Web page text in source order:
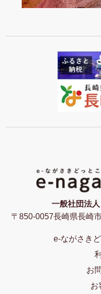
一般社団法
〒850-0057長崎県長崎
e-ながさき
お
お